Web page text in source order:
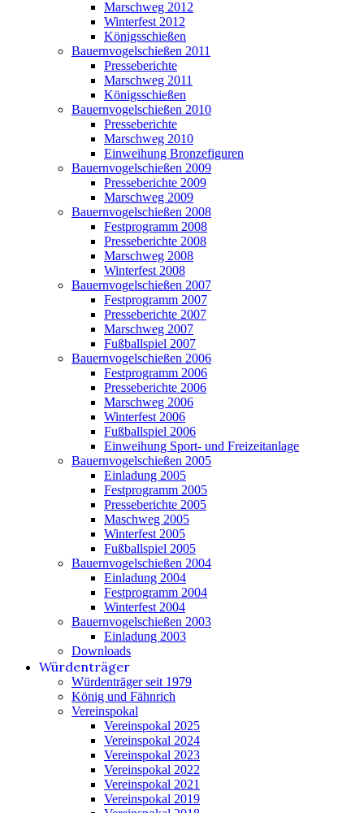
Marschweg 2012
Winterfest 2012
Königsschießen
Bauernvogelschießen 2011
Presseberichte
Marschweg 2011
Königsschießen
Bauernvogelschießen 2010
Presseberichte
Marschweg 2010
Einweihung Bronzefiguren
Bauernvogelschießen 2009
Presseberichte 2009
Marschweg 2009
Bauernvogelschießen 2008
Festprogramm 2008
Presseberichte 2008
Marschweg 2008
Winterfest 2008
Bauernvogelschießen 2007
Festprogramm 2007
Presseberichte 2007
Marschweg 2007
Fußballspiel 2007
Bauernvogelschießen 2006
Festprogramm 2006
Presseberichte 2006
Marschweg 2006
Winterfest 2006
Fußballspiel 2006
Einweihung Sport- und Freizeitanlage
Bauernvogelschießen 2005
Einladung 2005
Festprogramm 2005
Presseberichte 2005
Maschweg 2005
Winterfest 2005
Fußballspiel 2005
Bauernvogelschießen 2004
Einladung 2004
Festprogramm 2004
Winterfest 2004
Bauernvogelschießen 2003
Einladung 2003
Downloads
Würdenträger
Würdenträger seit 1979
König und Fähnrich
Vereinspokal
Vereinspokal 2025
Vereinspokal 2024
Vereinspokal 2023
Vereinspokal 2022
Vereinspokal 2021
Vereinspokal 2019